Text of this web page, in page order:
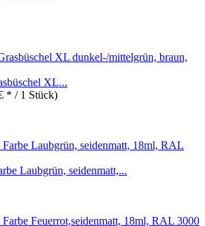
XL...
* / 1 Stück)
Laubgrün, seidenmatt,...